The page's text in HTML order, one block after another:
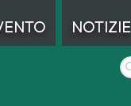
NOTIZIE